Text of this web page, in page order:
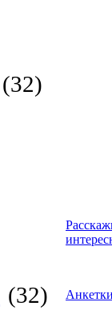
(32)
(32)